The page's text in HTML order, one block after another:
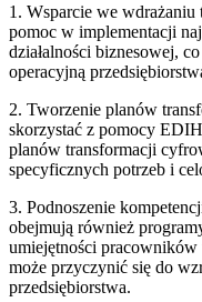
1. Wsparcie we
pomoc w implementacji
działalności biznesowej,
operacyjną
2. Tworzenie planów
skorzystać z pomocy
planów transformacji
specyficznych potrzeb i
3. Podnoszenie
obejmują również
umiejętności
może przyczynić się do
przedsiębiorstwa.